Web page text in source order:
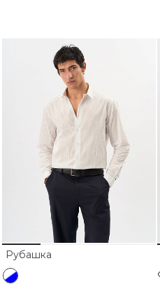
Рубашка